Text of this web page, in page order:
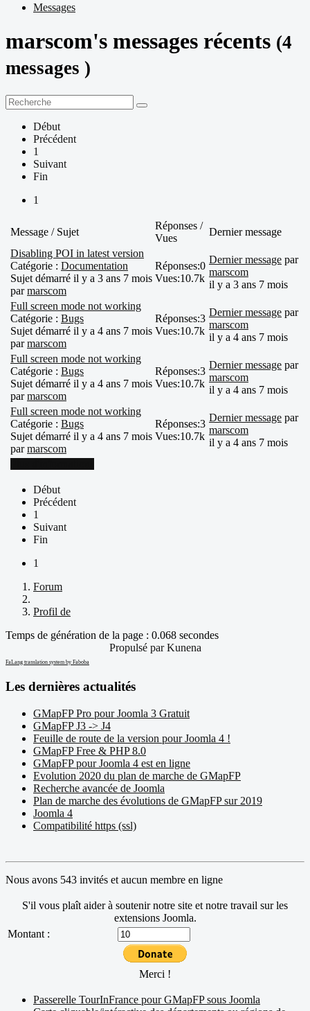
Messages
marscom's messages récents (4
messages )
Début
Précédent
1
Suivant
Fin
1
Message / Sujet
Réponses /
Vues
Dernier message
Disabling POI in latest version
Catégorie : Documentation
Sujet démarré il y a 3 ans 7 mois
parmarscom
Réponses:0
Vues:10.7k
Dernier message par
marscom
il y a 3 ans 7 mois
Full screen mode not working
Catégorie : Bugs
Sujet démarré il y a 4 ans 7 mois
parmarscom
Réponses:3
Vues:10.7k
Dernier message par
marscom
il y a 4 ans 7 mois
Full screen mode not working
Catégorie : Bugs
Sujet démarré il y a 4 ans 7 mois
parmarscom
Réponses:3
Vues:10.7k
Dernier message par
marscom
il y a 4 ans 7 mois
Full screen mode not working
Catégorie : Bugs
Sujet démarré il y a 4 ans 7 mois
parmarscom
Réponses:3
Vues:10.7k
Dernier message par
marscom
il y a 4 ans 7 mois
Début
Précédent
1
Suivant
Fin
1
Forum
Profil de
Temps de génération de la page : 0.068 secondes
Propulsé parKunena
FaLang translation system by Faboba
Les dernières actualités
GMapFP Pro pour Joomla 3 Gratuit
GMapFP J3 -> J4
Feuille de route de la version pour Joomla 4 !
GMapFP Free & PHP 8.0
GMapFP pour Joomla 4 est en ligne
Evolution 2020 du plan de marche de GMapFP
Recherche avancée de Joomla
Plan de marche des évolutions de GMapFP sur 2019
Joomla 4
Compatibilité https (ssl)
Nous avons 543 invités et aucun membre en ligne
S'il vous plaît aider à soutenir notre site et notre travail sur les
extensions Joomla.
Montant :
Merci !
Passerelle TourInFrance pour GMapFP sous Joomla